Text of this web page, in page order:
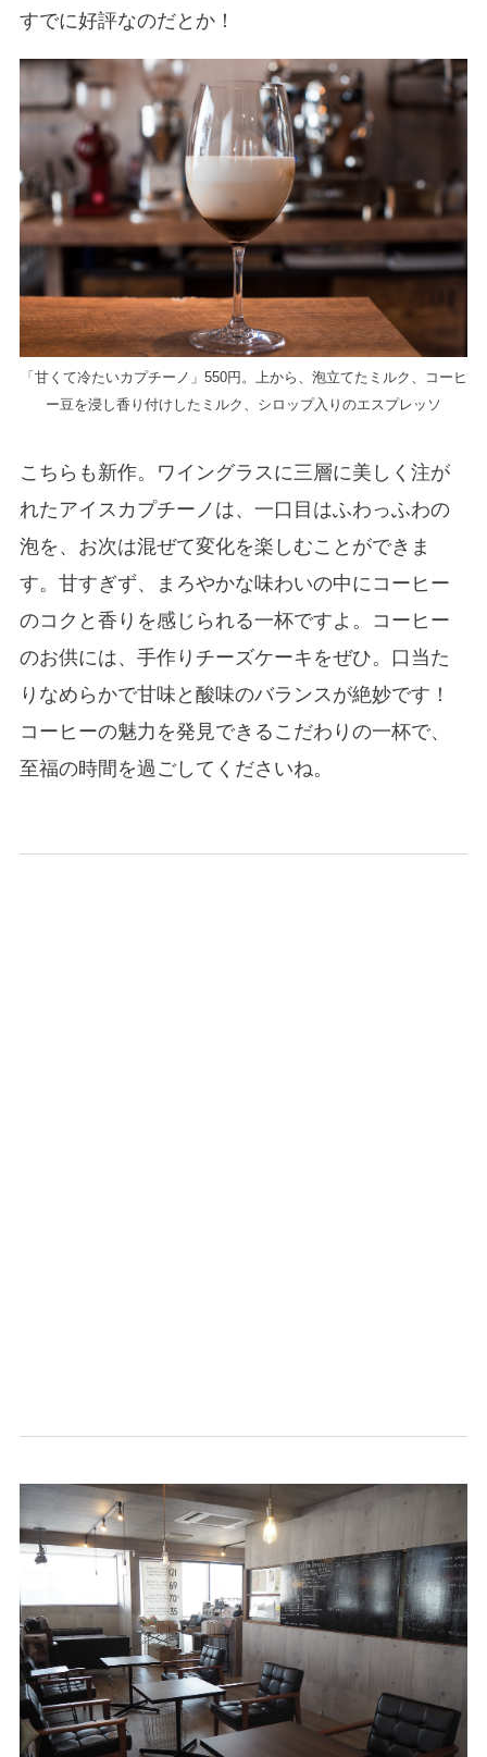
すでに好評なのだとか！
「甘くて冷たいカプチーノ」550円。上から、泡立てたミルク、コーヒ
ー豆を浸し香り付けしたミルク、シロップ入りのエスプレッソ
こちらも新作。ワイングラスに三層に美しく注が
れたアイスカプチーノは、一口目はふわっふわの
泡を、お次は混ぜて変化を楽しむことができま
す。甘すぎず、まろやかな味わいの中にコーヒー
のコクと香りを感じられる一杯ですよ。コーヒー
のお供には、手作りチーズケーキをぜひ。口当た
りなめらかで甘味と酸味のバランスが絶妙です！
コーヒーの魅力を発見できるこだわりの一杯で、
至福の時間を過ごしてくださいね。